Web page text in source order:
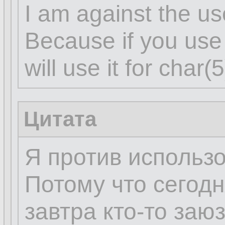
I am against the
Because if you
will use it for
Цитата
Я против
Потому что
завтра кто-то